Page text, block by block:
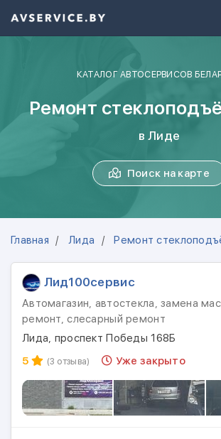
КАТАЛОГ АВТОСЕРВИСОВ
Ремонт
в Лиде
Поиск на карте
Главная Лида Ремонт
Лид100сервис
Автомагазин, автостекла, замена
ремонт, слесарный ремонт
Лида, проспект Победы 168Б
5
(3 отзыва) Уже закрыто